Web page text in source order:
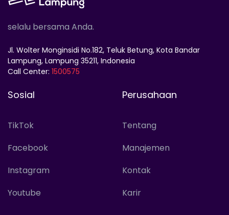
selalu bersama Anda.
Jl. Wolter Monginsidi No.182, Teluk Betung, Kota Bandar
Lampung, Lampung 35211, Indonesia
Call Center: 1500575
Sosial
TikTok
Facebook
Instagram
Youtube
Perusahaan
Tentang
Manajemen
Kontak
Karir